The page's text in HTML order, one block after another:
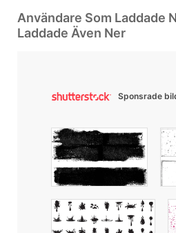
Användare Som Laddade
Laddade Även Ner
Sponsrade